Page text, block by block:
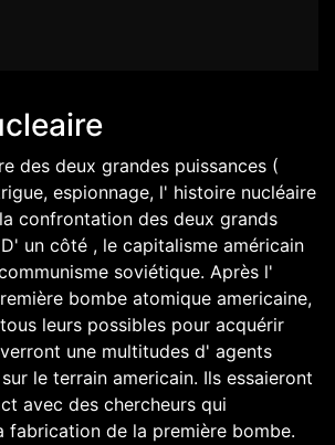
des deux grandes puissances (
espionnage, l' histoire nucléaire
confrontation des deux grands
un côté , le capitalisme américain
soviétique. Après l'
bombe atomique americaine,
leurs possibles pour acquérir
une multitudes d' agents
le terrain americain. Ils essaieront
avec des chercheurs qui
fabrication de la première bombe.